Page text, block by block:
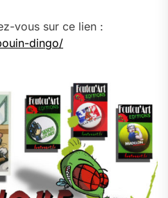
vous sur ce lien :
dingo/